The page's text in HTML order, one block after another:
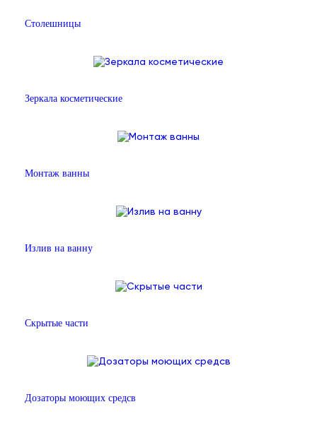
Столешницы
Зеркала косметические
Монтаж ванны
Излив на ванну
Скрытые части
Дозаторы моющих средсв